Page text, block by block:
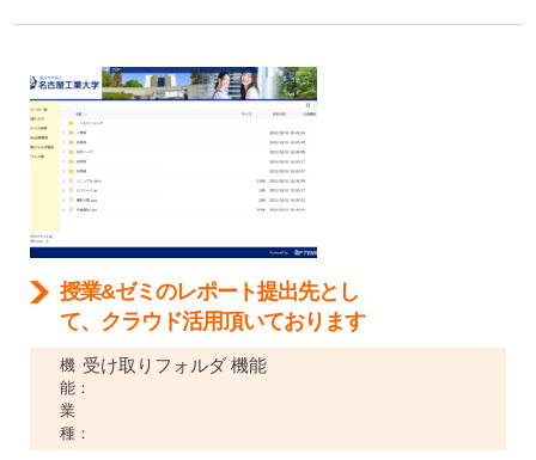
授業&ゼミのレポート提出先とし
て、クラウド活用頂いております
機
能：
受け取りフォルダ 機能
業
種：